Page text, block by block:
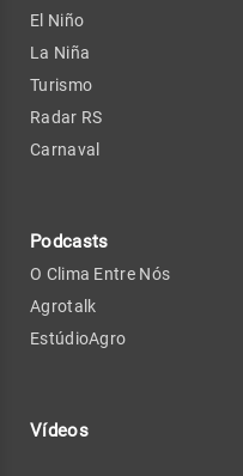
El Niño
La Niña
Turismo
Radar RS
Carnaval
Podcasts
O Clima Entre Nós
Agrotalk
EstúdioAgro
Vídeos